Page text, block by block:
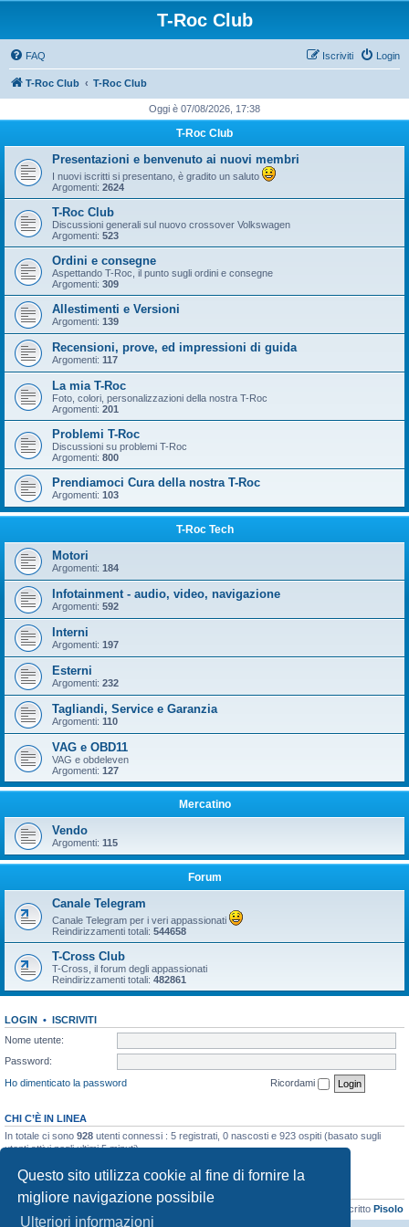
Questo sito utilizza cookie al fine di fornire la
migliore navigazione possibile
Ulteriori informazioni
T-Roc Club
FAQ Login
Iscriviti
T-Roc Club T-Roc Club
Oggi è 07/08/2026, 17:38
T-Roc Club
Presentazioni e benvenuto ai nuovi membri
I nuovi iscritti si presentano, è gradito un saluto
Argomenti: 2624
T-Roc Club
Discussioni generali sul nuovo crossover Volkswagen
Argomenti: 523
Ordini e consegne
Aspettando T-Roc, il punto sugli ordini e consegne
Argomenti: 309
Allestimenti e Versioni
Argomenti: 139
Recensioni, prove, ed impressioni di guida
Argomenti: 117
La mia T-Roc
Foto, colori, personalizzazioni della nostra T-Roc
Argomenti: 201
Problemi T-Roc
Discussioni su problemi T-Roc
Argomenti: 800
Prendiamoci Cura della nostra T-Roc
Argomenti: 103
T-Roc Tech
Motori
Argomenti: 184
Infotainment - audio, video, navigazione
Argomenti: 592
Interni
Argomenti: 197
Esterni
Argomenti: 232
Tagliandi, Service e Garanzia
Argomenti: 110
VAG e OBD11
VAG e obdeleven
Argomenti: 127
Mercatino
Vendo
Argomenti: 115
Forum
Canale Telegram
Canale Telegram per i veri appassionati
Reindirizzamenti totali: 544658
T-Cross Club
T-Cross, il forum degli appassionati
Reindirizzamenti totali: 482861
LOGIN • ISCRIVITI
Nome utente:
Password:
Ho dimenticato la password
Ricordami
CHI C’È IN LINEA
In totale ci sono 928 utenti connessi : 5 registrati, 0 nascosti e 923 ospiti (basato sugli
utenti attivi negli ultimi 5 minuti)
STATISTICHE
Totale messaggi
48133 • Totale argomenti • Ultimo iscritto Pisolo